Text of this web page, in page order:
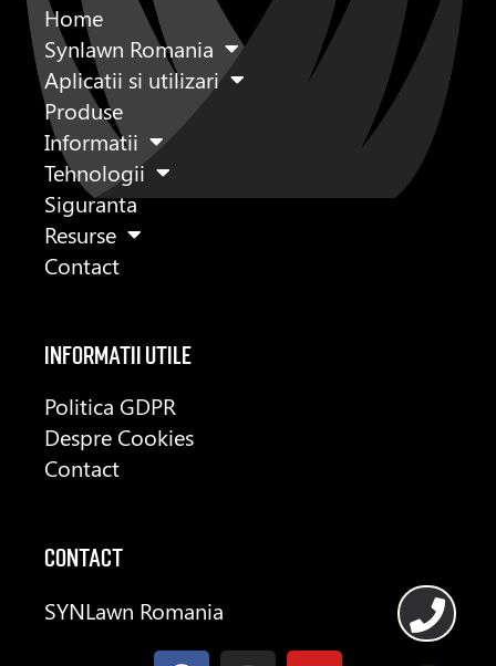
Home
Synlawn Romania
Aplicatii si utilizari
Produse
Informatii
Tehnologii
Siguranta
Resurse
Contact
informatii utile
Politica GDPR
Despre Cookies
Contact
CONTACT
SYNLawn Romania